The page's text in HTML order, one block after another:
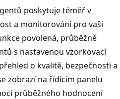
poskytuje téměř v
a monitorování pro vaši
povolená, průběžně
s nastavenou vzorkovací
o kvalitě, bezpečnosti a
zobrazí na řídicím panelu
průběžného hodnocení